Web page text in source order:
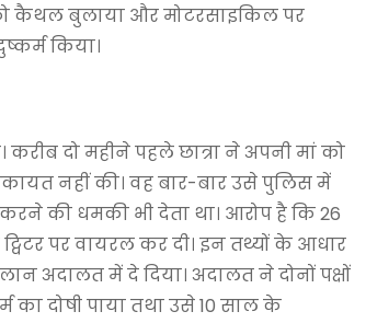
कैथल बुलाया और मोटरसाइकिल पर
किया।
दो महीने पहले छात्रा ने अपनी मां को
नहीं की। वह बार-बार उसे पुलिस में
की धमकी भी देता था। आरोप है कि 26
पर वायरल कर दी। इन तथ्यों के आधार
अदालत में दे दिया। अदालत ने दोनों पक्षों
दोषी पाया तथा उसे 10 साल के